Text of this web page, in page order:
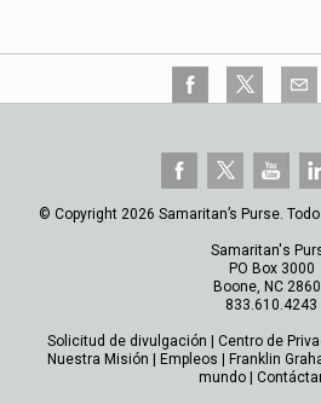
© Copyright 2026 Samaritan’s Purse.
Samaritan's
PO Box 3000
Boone, NC
833.610.4243
Solicitud de divulgación Centro de
Nuestra Misión
Empleos Franklin
mundo